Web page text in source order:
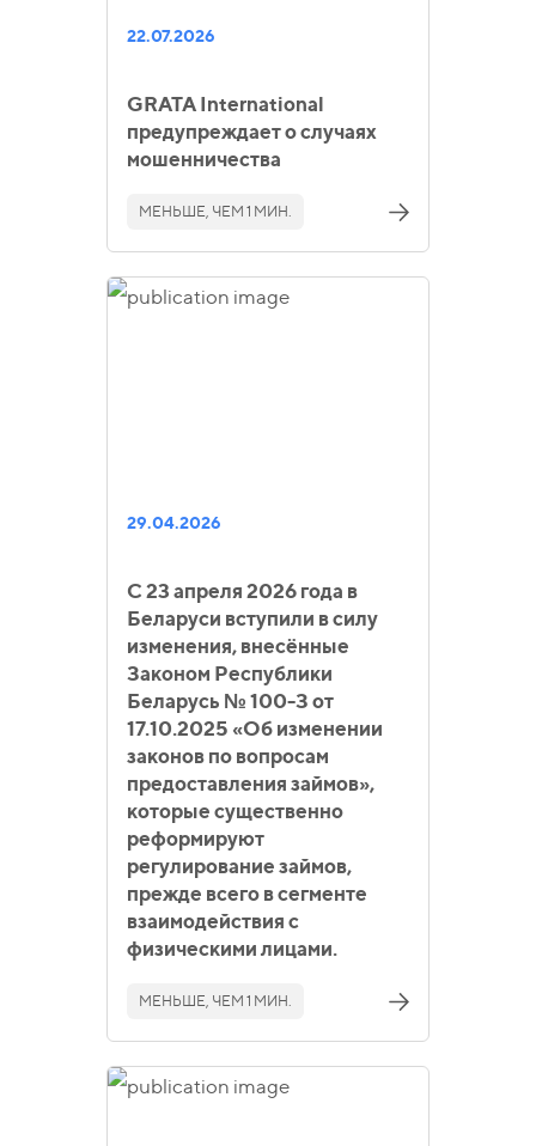
22.07.2026
GRATA International
предупреждает о случаях
мошенничества
МЕНЬШЕ, ЧЕМ 1 МИН.
29.04.2026
С 23 апреля 2026 года в
Беларуси вступили в силу
изменения, внесённые
Законом Республики
Беларусь № 100-З от
17.10.2025 «Об изменении
законов по вопросам
предоставления займов»,
которые существенно
реформируют
регулирование займов,
прежде всего в сегменте
взаимодействия с
физическими лицами.
МЕНЬШЕ, ЧЕМ 1 МИН.